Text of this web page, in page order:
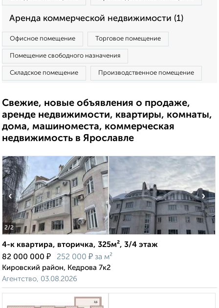
Аренда коммерческой недвижимости (1)
Офисное помещение Торговое помещение
Помещение свободного назначения
Складское помещение Производственное помещение
Свежие, новые объявления о продаже,
аренде недвижимости, квартиры, комнаты,
дома, машиноместа, коммерческая
недвижимость в Ярославле
2/2
‹ ›
4-к квартира, вторичка, 325м², 3/4 этаж
82 000 000 ₽ 252 000 ₽ за м²
Кировский район, Кедрова 7к2
Агентство, 03.08.2026